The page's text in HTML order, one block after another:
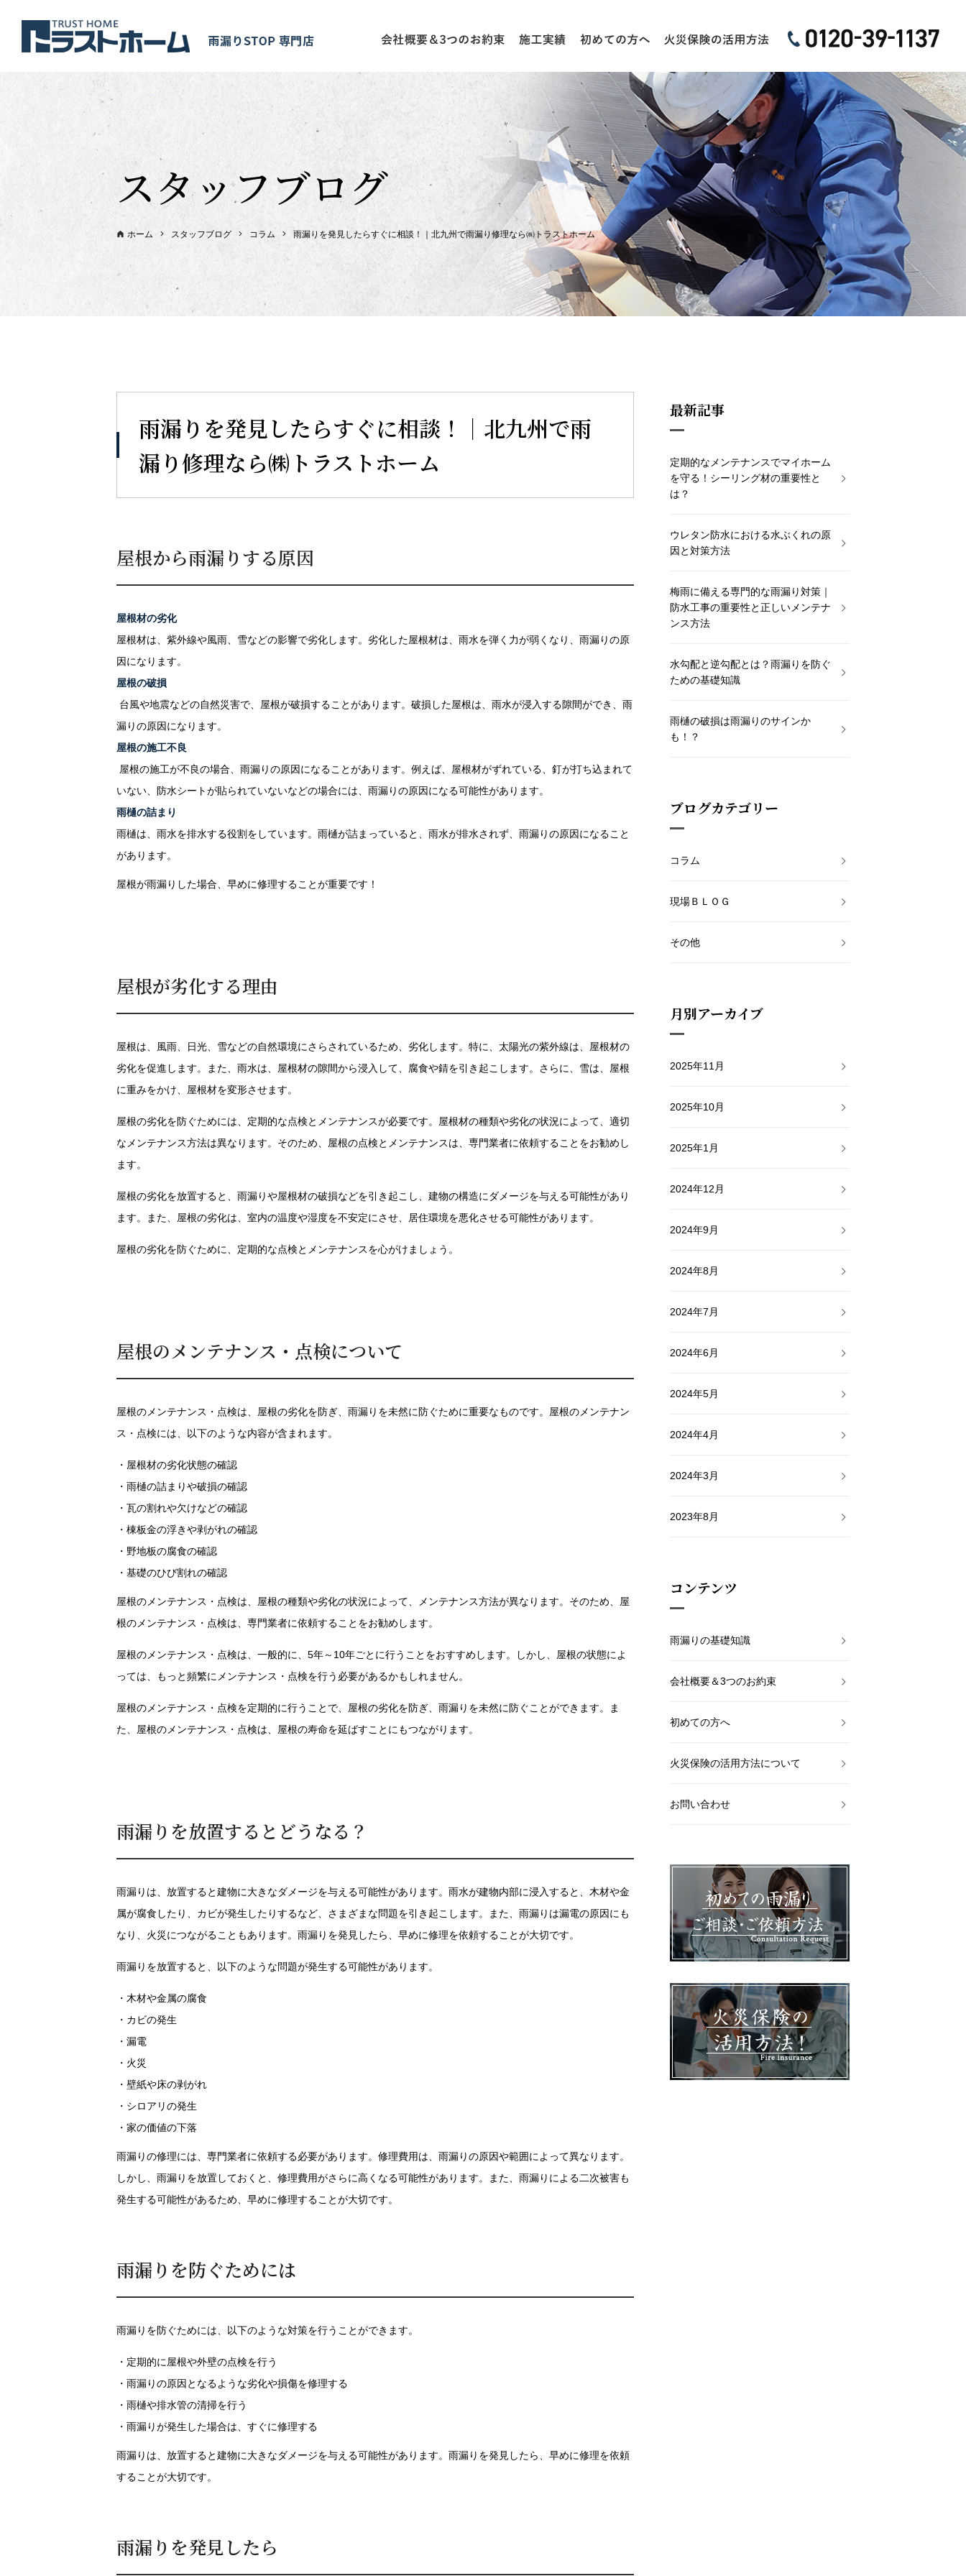
スタッフブログ
ホーム スタッフブログ コラム 雨漏りを発見したらすぐに相談！｜北九州で雨漏り修理なら㈱トラストホーム
雨漏りを発見したらすぐに相談！｜北九州で雨
漏り修理なら㈱トラストホーム
屋根から雨漏りする原因
屋根材の劣化
屋根材は、紫外線や風雨、雪などの影響で劣化します。劣化した屋根材は、雨水を弾く力が弱くなり、雨漏りの原
因になります。
屋根の破損
台風や地震などの自然災害で、屋根が破損することがあります。破損した屋根は、雨水が浸入する隙間ができ、雨
漏りの原因になります。
屋根の施工不良
屋根の施工が不良の場合、雨漏りの原因になることがあります。例えば、屋根材がずれている、釘が打ち込まれて
いない、防水シートが貼られていないなどの場合には、雨漏りの原因になる可能性があります。
雨樋の詰まり
雨樋は、雨水を排水する役割をしています。雨樋が詰まっていると、雨水が排水されず、雨漏りの原因になること
があります。
屋根が雨漏りした場合、早めに修理することが重要です！
屋根が劣化する理由
屋根は、風雨、日光、雪などの自然環境にさらされているため、劣化します。特に、太陽光の紫外線は、屋根材の
劣化を促進します。また、雨水は、屋根材の隙間から浸入して、腐食や錆を引き起こします。さらに、雪は、屋根
に重みをかけ、屋根材を変形させます。
屋根の劣化を防ぐためには、定期的な点検とメンテナンスが必要です。屋根材の種類や劣化の状況によって、適切
なメンテナンス方法は異なります。そのため、屋根の点検とメンテナンスは、専門業者に依頼することをお勧めし
ます。
屋根の劣化を放置すると、雨漏りや屋根材の破損などを引き起こし、建物の構造にダメージを与える可能性があり
ます。また、屋根の劣化は、室内の温度や湿度を不安定にさせ、居住環境を悪化させる可能性があります。
屋根の劣化を防ぐために、定期的な点検とメンテナンスを心がけましょう。
屋根のメンテナンス・点検について
屋根のメンテナンス・点検は、屋根の劣化を防ぎ、雨漏りを未然に防ぐために重要なものです。屋根のメンテナン
ス・点検には、以下のような内容が含まれます。
・屋根材の劣化状態の確認
・雨樋の詰まりや破損の確認
・瓦の割れや欠けなどの確認
・棟板金の浮きや剥がれの確認
・野地板の腐食の確認
・基礎のひび割れの確認
屋根のメンテナンス・点検は、屋根の種類や劣化の状況によって、メンテナンス方法が異なります。そのため、屋
根のメンテナンス・点検は、専門業者に依頼することをお勧めします。
屋根のメンテナンス・点検は、一般的に、5年～10年ごとに行うことをおすすめします。しかし、屋根の状態によ
っては、もっと頻繁にメンテナンス・点検を行う必要があるかもしれません。
屋根のメンテナンス・点検を定期的に行うことで、屋根の劣化を防ぎ、雨漏りを未然に防ぐことができます。ま
た、屋根のメンテナンス・点検は、屋根の寿命を延ばすことにもつながります。
雨漏りを放置するとどうなる？
雨漏りは、放置すると建物に大きなダメージを与える可能性があります。雨水が建物内部に浸入すると、木材や金
属が腐食したり、カビが発生したりするなど、さまざまな問題を引き起こします。また、雨漏りは漏電の原因にも
なり、火災につながることもあります。雨漏りを発見したら、早めに修理を依頼することが大切です。
雨漏りを放置すると、以下のような問題が発生する可能性があります。
・木材や金属の腐食
・カビの発生
・漏電
・火災
・壁紙や床の剥がれ
・シロアリの発生
・家の価値の下落
雨漏りの修理には、専門業者に依頼する必要があります。修理費用は、雨漏りの原因や範囲によって異なります。
しかし、雨漏りを放置しておくと、修理費用がさらに高くなる可能性があります。また、雨漏りによる二次被害も
発生する可能性があるため、早めに修理することが大切です。
雨漏りを防ぐためには
雨漏りを防ぐためには、以下のような対策を行うことができます。
・定期的に屋根や外壁の点検を行う
・雨漏りの原因となるような劣化や損傷を修理する
・雨樋や排水管の清掃を行う
・雨漏りが発生した場合は、すぐに修理する
雨漏りは、放置すると建物に大きなダメージを与える可能性があります。雨漏りを発見したら、早めに修理を依頼
することが大切です。
雨漏りを発見したら
最新記事
定期的なメンテナンスでマイホーム
を守る！シーリング材の重要性と
は？
ウレタン防水における水ぶくれの原
因と対策方法
梅雨に備える専門的な雨漏り対策｜
防水工事の重要性と正しいメンテナ
ンス方法
水勾配と逆勾配とは？雨漏りを防ぐ
ための基礎知識
雨樋の破損は雨漏りのサインか
も！？
ブログカテゴリー
コラム
現場ＢＬＯＧ
その他
月別アーカイブ
2025年11月
2025年10月
2025年1月
2024年12月
2024年9月
2024年8月
2024年7月
2024年6月
2024年5月
2024年4月
2024年3月
2023年8月
コンテンツ
雨漏りの基礎知識
会社概要＆3つのお約束
初めての方へ
火災保険の活用方法について
お問い合わせ